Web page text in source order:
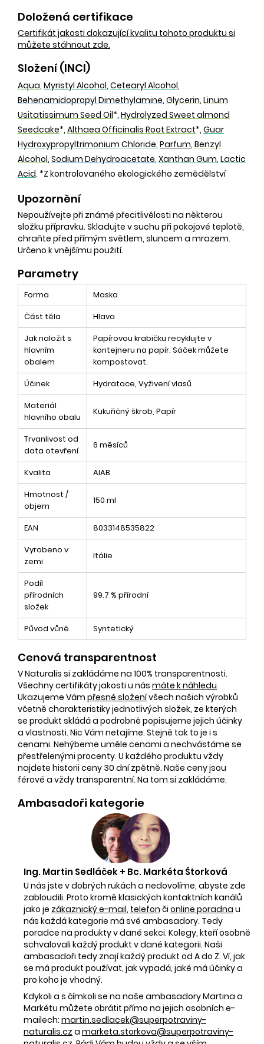
Doložená certifikace
Certifikát jakosti dokazující kvalitu tohoto produktu si
můžete stáhnout zde.
Složení (INCI)
Aqua, Myristyl Alcohol, Cetearyl Alcohol,
Behenamidopropyl Dimethylamine, Glycerin, Linum
Usitatissimum Seed Oil*, Hydrolyzed Sweet almond
Seedcake*, Althaea Officinalis Root Extract*, Guar
Hydroxypropyltrimonium Chloride, Parfum, Benzyl
Alcohol, Sodium Dehydroacetate, Xanthan Gum, Lactic
Acid. *Z kontrolovaného ekologického zemědělství
Upozornění
Nepoužívejte při známé přecitlivělosti na některou
složku přípravku. Skladujte v suchu při pokojové teplotě,
chraňte před přímým světlem, sluncem a mrazem.
Určeno k vnějšímu použití.
Parametry
Forma
Maska
Část těla
Hlava
Jak naložit s
hlavním
obalem
Papírovou krabičku recyklujte v
kontejneru na papír. Sáček můžete
kompostovat.
Účinek
Hydratace, Vyživení vlasů
Materiál
hlavního obalu
Kukuřičný škrob, Papír
Trvanlivost od
data otevření
6 měsíců
Kvalita
AIAB
Hmotnost /
objem
150 ml
EAN
8033148535822
Vyrobeno v
zemi
Itálie
Podíl
přírodních
složek
99.7 % přírodní
Původ vůně Syntetický
Cenová transparentnost
V Naturalis si zakládáme na 100% transparentnosti.
Všechny certifikáty jakosti u nás máte k náhledu.
Ukazujeme Vám přesné složenívšech našich výrobků
včetně charakteristiky jednotlivých složek, ze kterých
se produkt skládá a podrobně popisujeme jejich účinky
a vlastnosti. Nic Vám netajíme. Stejně tak to je i s
cenami. Nehýbeme uměle cenami a nechvástáme se
přestřelenými procenty. U každého produktu vždy
najdete historii ceny 30 dní zpětně. Naše ceny jsou
férové a vždy transparentní. Na tom si zakládáme.
Ambasadoři kategorie
Ing. Martin Sedláček + Bc. Markéta Štorková
U nás jste v dobrých rukách a nedovolíme, abyste zde
zabloudili. Proto kromě klasických kontaktních kanálů
jako je zákaznický e-mail, telefon či online poradna u
nás každá kategorie má své ambasadory. Tedy
poradce na produkty v dané sekci. Kolegy, kteří osobně
schvalovali každý produkt v dané kategorii. Naši
ambasadoři tedy znají každý produkt od A do Z. Ví, jak
se má produkt používat, jak vypadá, jaké má účinky a
pro koho je vhodný.
Kdykoli a s čímkoli se na naše ambasadory Martina a
Markétu můžete obrátit přímo na jejich osobních e-
mailech: martin.sedlacek@superpotraviny-
naturalis.cz a marketa.storkova@superpotraviny-